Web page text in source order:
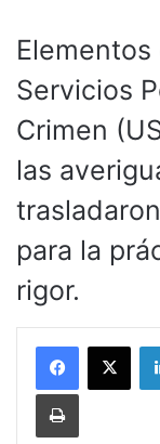
Servicios
Crimen
las
para la
rigor.
Imprimir